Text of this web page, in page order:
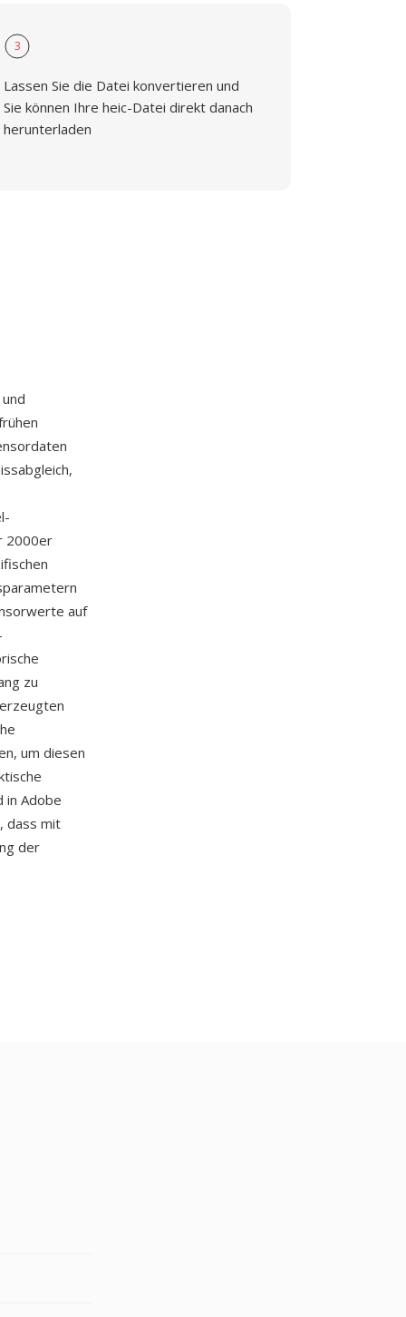
3
Lassen Sie die Datei konvertieren und
Sie können Ihre heic-Datei direkt danach
herunterladen
2000er
auf
zu
um diesen
in Adobe
dass mit
der